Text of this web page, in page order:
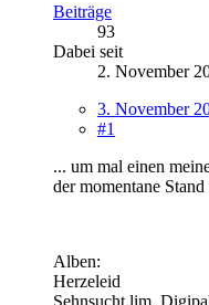
Beiträge
93
Dabei seit
2. November
3. November
#1
... um mal einen
der momentane
Alben:
Herzeleid
Sehnsucht lim.